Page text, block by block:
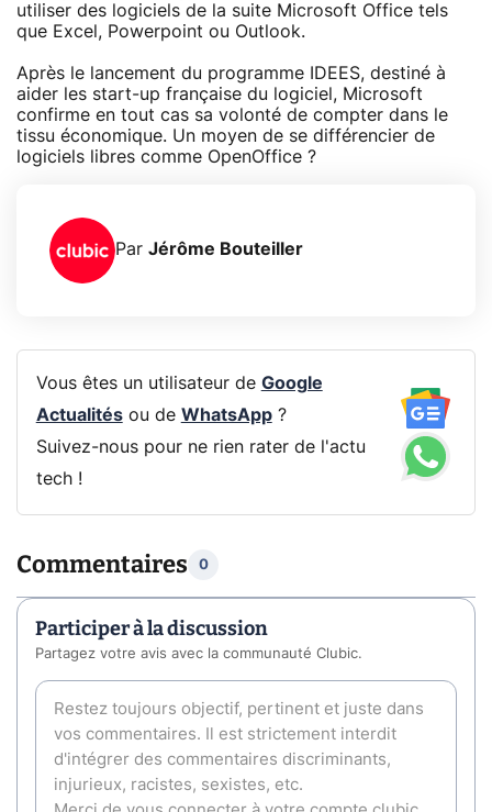
utiliser des logiciels de la suite Microsoft Office tels
que Excel, Powerpoint ou Outlook.
Après le lancement du programme IDEES, destiné à
aider les start-up française du logiciel, Microsoft
confirme en tout cas sa volonté de compter dans le
tissu économique. Un moyen de se différencier de
logiciels libres comme OpenOffice ?
Par Jérôme Bouteiller
Vous êtes un utilisateur de Google
Actualitésou de WhatsApp?
Suivez-nous pour ne rien rater de l'actu
tech !
Commentaires 0
Participer à la discussion
Partagez votre avis avec la communauté Clubic.